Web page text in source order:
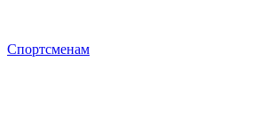
Спортсменам